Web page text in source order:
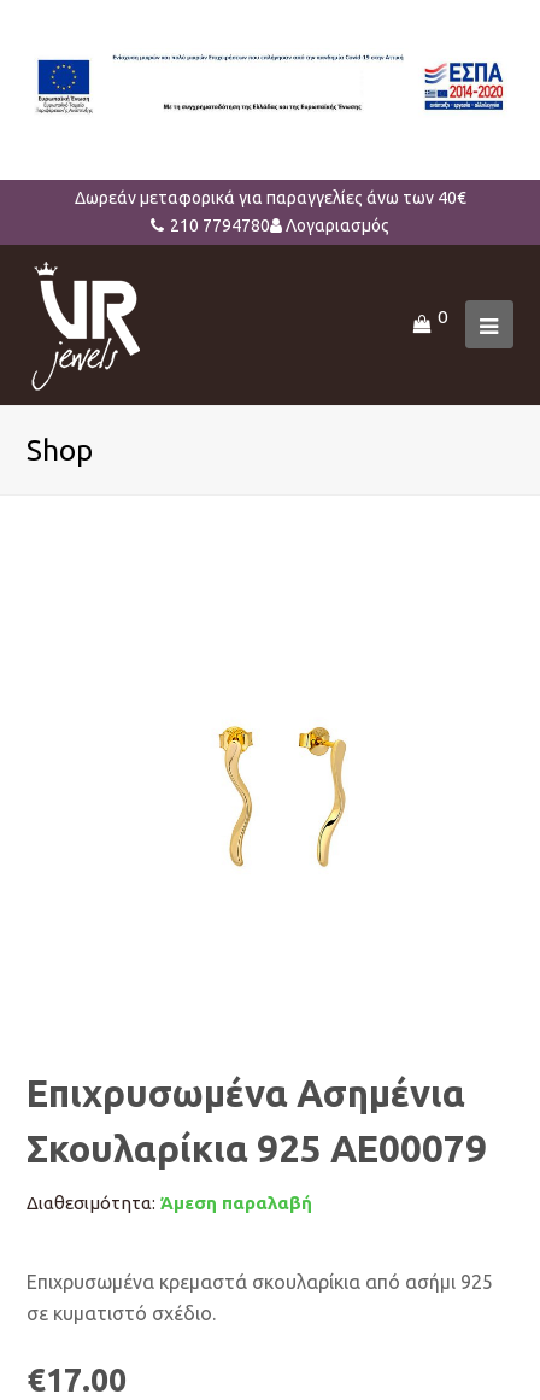
Δωρεάν μεταφορικά για παραγγελίες άνω των 40€
210 7794780
Λογαριασμός
0
Shop
Επιχρυσωμένα Ασημένια
Σκουλαρίκια 925 AE00079
Διαθεσιμότητα: Άμεση παραλαβή
Επιχρυσωμένα κρεμαστά σκουλαρίκια από ασήμι 925
σε κυματιστό σχέδιο.
€17.00